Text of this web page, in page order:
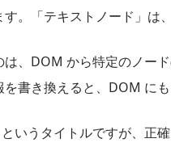
。「テキストノード」は
は、DOM から特定のノー
書き換えると、DOM にも
いうタイトルですが、正